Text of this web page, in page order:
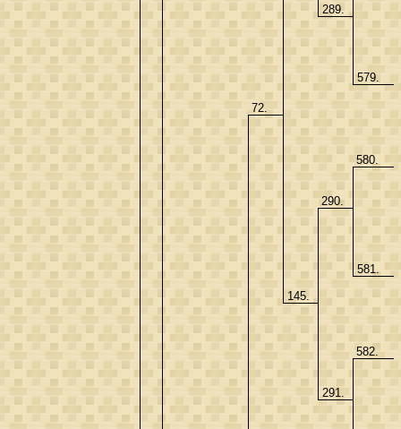
72.
289.
579.
145.
290.
580.
581.
291.
582.